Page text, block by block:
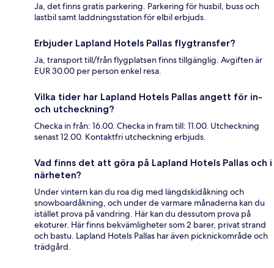
Ja, det finns gratis parkering. Parkering för husbil, buss och
lastbil samt laddningsstation för elbil erbjuds.
Erbjuder Lapland Hotels Pallas flygtransfer?
Ja, transport till/från flygplatsen finns tillgänglig. Avgiften är
EUR 30.00 per person enkel resa.
Vilka tider har Lapland Hotels Pallas angett för in-
och utcheckning?
Checka in från: 16.00. Checka in fram till: 11.00. Utcheckning
senast 12.00. Kontaktfri utcheckning erbjuds.
Vad finns det att göra på Lapland Hotels Pallas och i
närheten?
Under vintern kan du roa dig med längdskidåkning och
snowboardåkning, och under de varmare månaderna kan du
istället prova på vandring. Här kan du dessutom prova på
ekoturer. Här finns bekvämligheter som 2 barer, privat strand
och bastu. Lapland Hotels Pallas har även picknickområde och
trädgård.